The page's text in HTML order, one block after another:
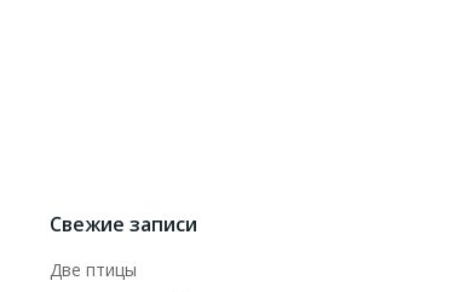
Свежие записи
Две птицы